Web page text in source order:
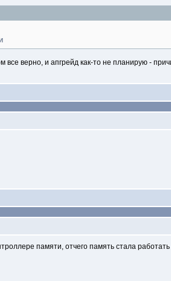
все верно, и апгрейд как-то не планирую -
памяти, отчего память стала